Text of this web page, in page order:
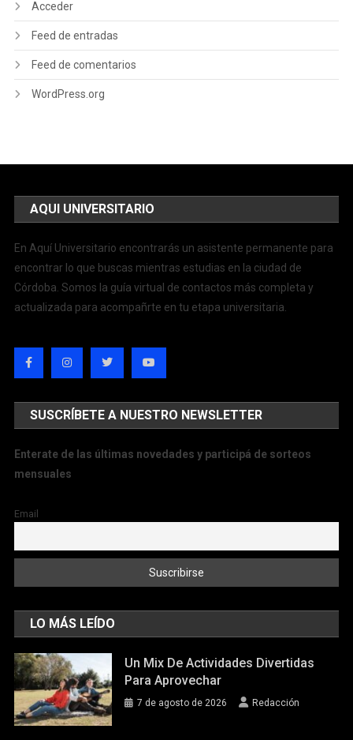
Acceder
Feed de entradas
Feed de comentarios
WordPress.org
AQUI UNIVERSITARIO
En Aquí Universitario encontrarás un asistente permanente para
encontrar lo que buscas mientras estudias en la ciudad de
Córdoba. Somos la guía virtual de contactos más completa y
actualizada para acompañrte en tu etapa universitaria.
SUSCRÍBETE A NUESTRO NEWSLETTER
Enterate de las últimas novedades y participá de sorteos
mensuales
Email
LO MÁS LEÍDO
Un Mix De Actividades Divertidas
Para Aprovechar
7 de agosto de 2026 Redacción